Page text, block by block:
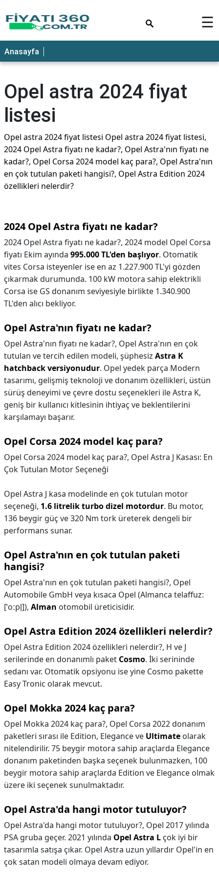
☰
Anasayfa
Opel astra 2024 fiyat
listesi
Opel astra 2024 fiyat listesi Opel astra 2024 fiyat listesi,
2024 Opel Astra fiyatı ne kadar?, Opel Astra'nın fiyatı ne
kadar?, Opel Corsa 2024 model kaç para?, Opel Astra'nın
en çok tutulan paketi hangisi?, Opel Astra Edition 2024
özellikleri nelerdir?
2024 Opel Astra fiyatı ne kadar?
2024 Opel Astra fiyatı ne kadar?, 2024 model Opel Corsa
fiyatı Ekim ayında 995.000 TL'den başlıyor. Otomatik
vites Corsa isteyenler ise en az 1.227.900 TL'yi gözden
çıkarmak durumunda. 100 kW motora sahip elektrikli
Corsa ise GS donanım seviyesiyle birlikte 1.340.900
TL'den alıcı bekliyor.
Opel Astra'nın fiyatı ne kadar?
Opel Astra'nın fiyatı ne kadar?, Opel Astra'nın en çok
tutulan ve tercih edilen modeli, şüphesiz Astra K
hatchback versiyonudur. Opel yedek parça Modern
tasarımı, gelişmiş teknoloji ve donanım özellikleri, üstün
sürüş deneyimi ve çevre dostu seçenekleri ile Astra K,
geniş bir kullanıcı kitlesinin ihtiyaç ve beklentilerini
karşılamayı başarır.
Opel Corsa 2024 model kaç para?
Opel Corsa 2024 model kaç para?, Opel Astra J Kasası: En
Çok Tutulan Motor Seçeneği
Opel Astra J kasa modelinde en çok tutulan motor
seçeneği, 1.6 litrelik turbo dizel motordur. Bu motor,
136 beygir güç ve 320 Nm tork üreterek dengeli bir
performans sunar.
Opel Astra'nın en çok tutulan paketi
hangisi?
Opel Astra'nın en çok tutulan paketi hangisi?, Opel
Automobile GmbH veya kısaca Opel (Almanca telaffuz:
[ˈoːpl̩]), Alman otomobil üreticisidir.
Opel Astra Edition 2024 özellikleri nelerdir?
Opel Astra Edition 2024 özellikleri nelerdir?, H ve J
serilerinde en donanımlı paket Cosmo. İki serininde
sedanı var. Otomatik opsiyonu ise yine Cosmo pakette
Easy Tronic olarak mevcut.
Opel Mokka 2024 kaç para?
Opel Mokka 2024 kaç para?, Opel Corsa 2022 donanım
paketleri sırası ile Edition, Elegance ve Ultimate olarak
nitelendirilir. 75 beygir motora sahip araçlarda Elegance
donanım paketinden başka seçenek bulunmazken, 100
beygir motora sahip araçlarda Edition ve Elegance olmak
üzere iki seçenek sunulmaktadır.
Opel Astra'da hangi motor tutuluyor?
Opel Astra'da hangi motor tutuluyor?, Opel 2017 yılında
PSA gruba geçer. 2021 yılında Opel Astra L çok iyi bir
tasarımla satışa çıkar. Opel Astra uzun yıllardır Opel'in en
çok satan modeli olmaya devam ediyor.